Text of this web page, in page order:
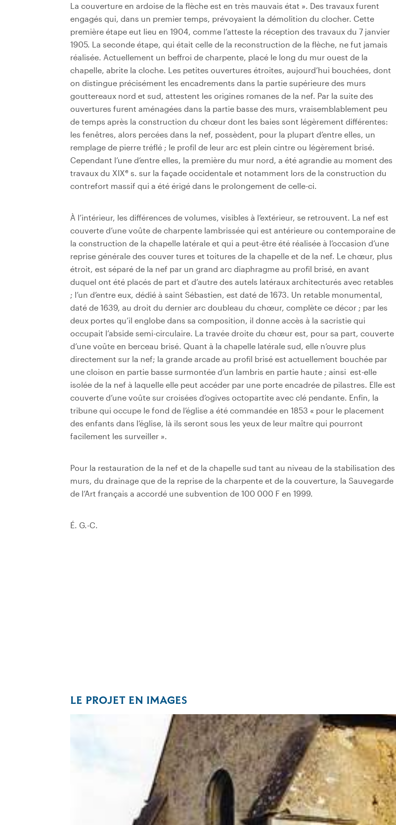
La couverture en ardoise de la flèche est en très mauvais état ». Des travaux furent
engagés qui, dans un premier temps, prévoyaient la démolition du clocher. Cette
première étape eut lieu en 1904, comme l’atteste la réception des travaux du 7 janvier
1905. La seconde étape, qui était celle de la reconstruction de la flèche, ne fut jamais
réalisée. Actuellement un beffroi de charpente, placé le long du mur ouest de la
chapelle, abrite la cloche. Les petites ouvertures étroites, aujourd’hui bouchées, dont
on distingue précisément les encadrements dans la partie supérieure des murs
gouttereaux nord et sud, attestent les origines romanes de la nef. Par la suite des
ouvertures furent aménagées dans la partie basse des murs, vraisemblablement peu
de temps après la construction du chœur dont les baies sont légèrement différentes:
les fenêtres, alors percées dans la nef, possèdent, pour la plupart d’entre elles, un
remplage de pierre tréflé ; le profil de leur arc est plein cintre ou légèrement brisé.
Cependant l’une d’entre elles, la première du mur nord, a été agrandie au moment des
travaux du XIXe s. sur la façade occidentale et notamment lors de la construction du
contrefort massif qui a été érigé dans le prolongement de celle-ci.
À l’intérieur, les différences de volumes, visibles à l’extérieur, se retrouvent. La nef est
couverte d’une voûte de charpente lambrissée qui est antérieure ou contemporaine de
la construction de la chapelle latérale et qui a peut-être été réalisée à l’occasion d’une
reprise générale des couver­ tures et toitures de la chapelle et de la nef. Le chœur, plus
étroit, est séparé de la nef par un grand arc diaphragme au profil brisé, en avant
duquel ont été placés de part et d’autre des autels latéraux architecturés avec retables
; l’un d’entre eux, dédié à saint Sébastien, est daté de 1673. Un retable monumental,
daté de 1639, au droit du dernier arc doubleau du chœur, complète ce décor ; par les
deux portes qu’il englobe dans sa composition, il donne accès à la sacristie qui
occupait l’abside semi-circulaire. La travée droite du chœur est, pour sa part, couverte
d’une voûte en berceau brisé. Quant à la chapelle latérale sud, elle n’ouvre plus
directement sur la nef; la grande arcade au profil brisé est actuellement bouchée par
une cloison en partie basse surmontée d’un lambris en partie haute ; ainsi est-elle
isolée de la nef à laquelle elle peut accéder par une porte encadrée de pilastres. Elle est
couverte d’une voûte sur croisées d’ogives octopartite avec clé pendante. Enfin, la
tribune qui occupe le fond de l’église a été commandée en 1853 « pour le placement
des enfants dans l’église, là ils seront sous les yeux de leur maître qui pourront
facilement les surveiller ».
Pour la restauration de la nef et de la chapelle sud tant au niveau de la stabilisation des
murs, du drainage que de la reprise de la charpente et de la couverture, la Sauvegarde
de l’Art français a accordé une subvention de 100 000 F en 1999.
É. G.-C.
LE PROJET EN IMAGES